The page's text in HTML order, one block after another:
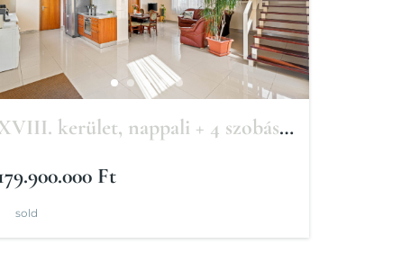
kerület, nappali + 4 szobás
Ft
sold